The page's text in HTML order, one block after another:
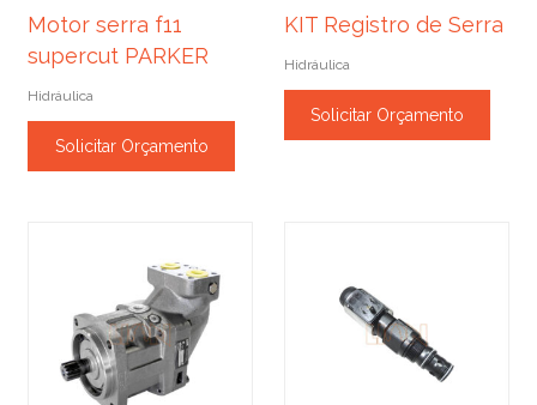
Motor serra f11
supercut PARKER
Hidráulica
Solicitar Orçamento
KIT Registro de Serra
Hidráulica
Solicitar Orçamento